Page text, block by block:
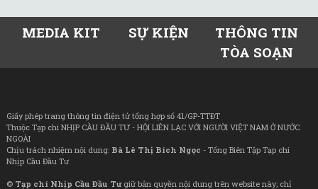
MEDIA KIT SỰ KIỆN
THÔNG TIN
TÒA SOẠN
Giấy phép trang thông tin điện tử tổng hợp số 41/GP-TTĐT
Thuộc Tạp chí NHỊP CẦU ĐẦU TƯ - HỘI LIÊN LẠC VỚI NGƯỜI VIỆT NAM Ở NƯỚC
NGOÀI
Chịu trách nhiệm nội dung: Bà Lê Thị Bích Ngọc - Tổng Biên Tập Tạp chí
Nhịp Cầu Đầu Tư
© Tạp chí Nhịp Cầu Đầu Tưgiữ bản quyền nội dung trên website này; chỉ